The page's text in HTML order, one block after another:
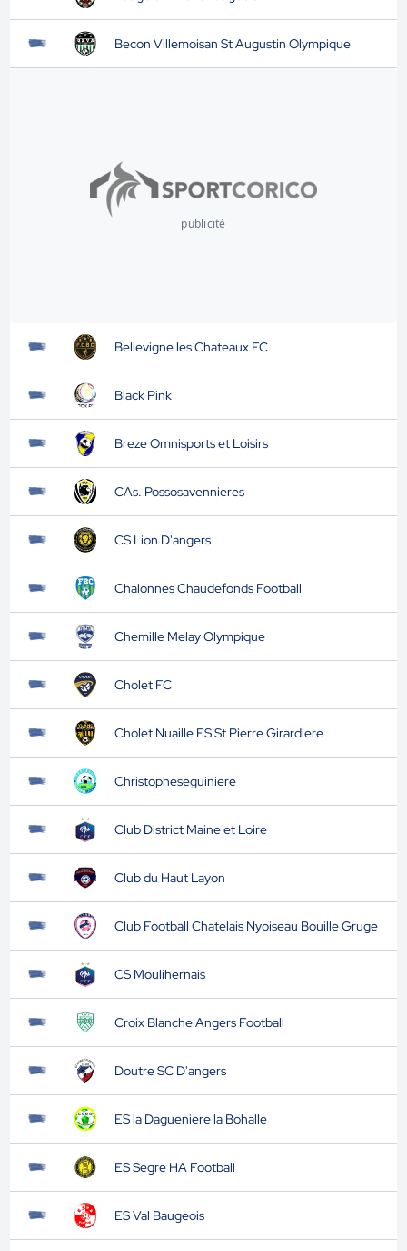
Becon Villemoisan St Augustin Olympique
publicité
Bellevigne les Chateaux FC
Black Pink
Breze Omnisports et Loisirs
CAs. Possosavennieres
CS Lion D'angers
Chalonnes Chaudefonds Football
Chemille Melay Olympique
Cholet FC
Cholet Nuaille ES St Pierre Girardiere
Christopheseguiniere
Club District Maine et Loire
Club du Haut Layon
Club Football Chatelais Nyoiseau Bouille Gruge
CS Moulihernais
Croix Blanche Angers Football
Doutre SC D'angers
ES la Dagueniere la Bohalle
ES Segre HA Football
ES Val Baugeois